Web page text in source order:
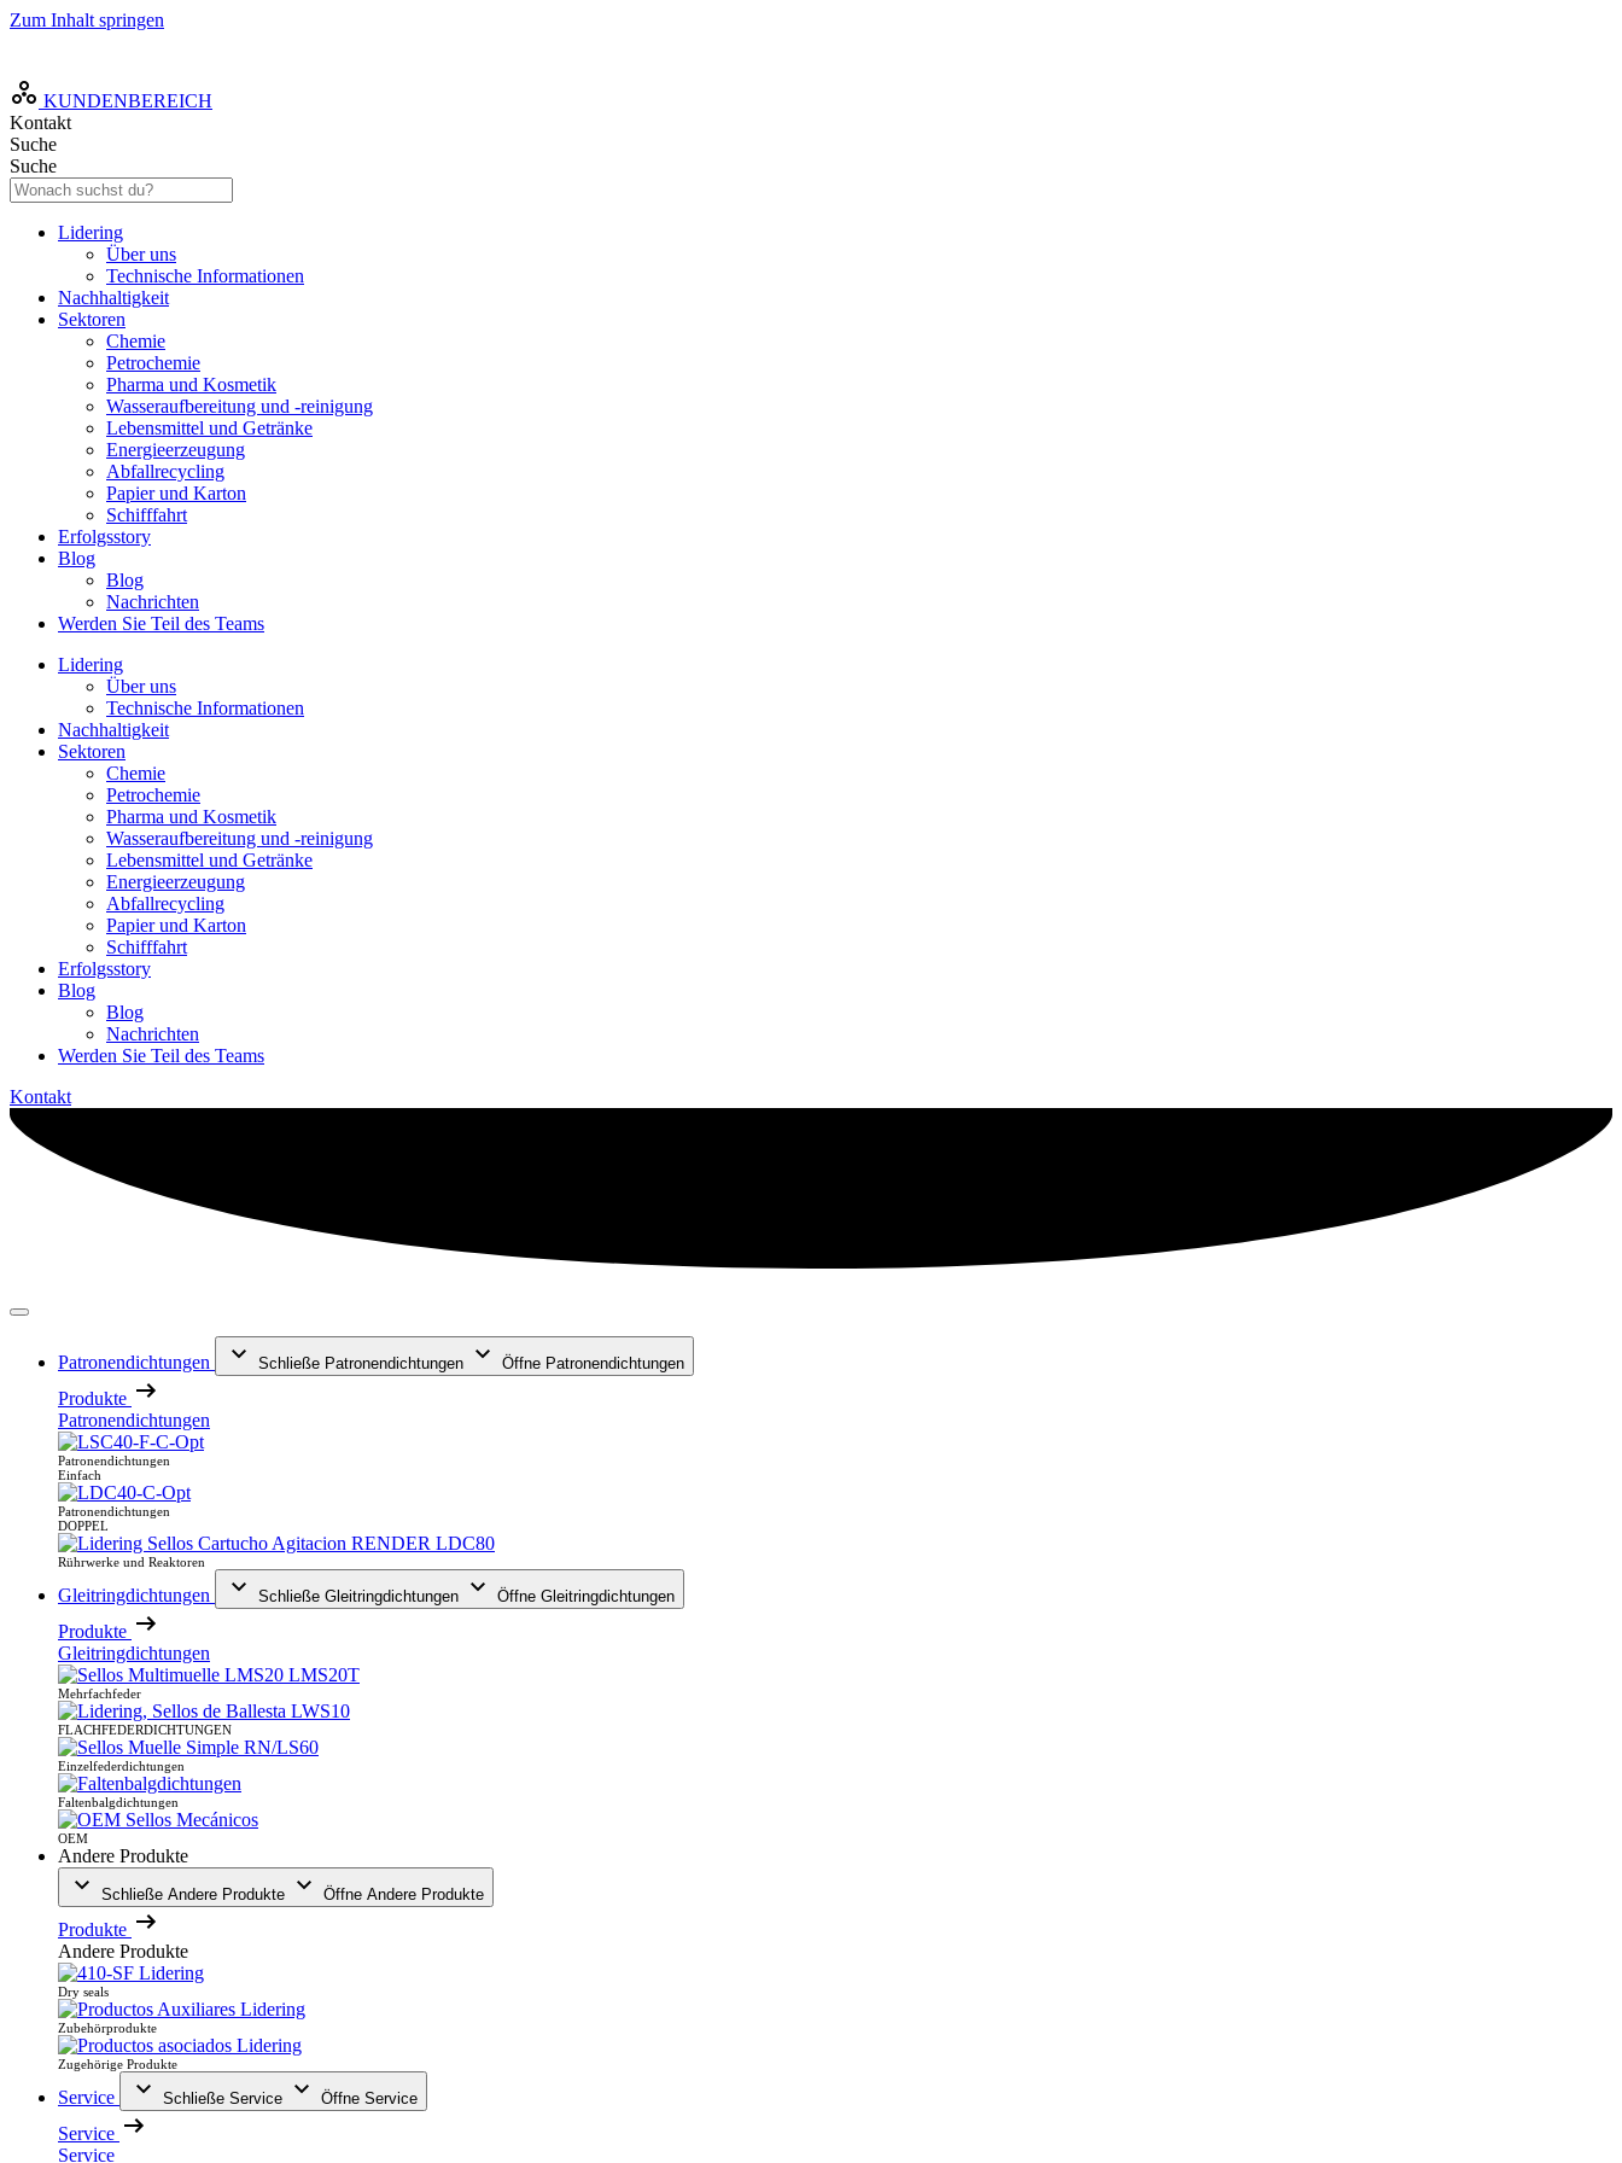
Zum Inhalt springen
KUNDENBEREICH
Kontakt
Suche
Suche
Lidering
Über uns
Technische Informationen
Nachhaltigkeit
Sektoren
Chemie
Petrochemie
Pharma und Kosmetik
Wasseraufbereitung und -reinigung
Lebensmittel und Getränke
Energieerzeugung
Abfallrecycling
Papier und Karton
Schifffahrt
Erfolgsstory
Blog
Blog
Nachrichten
Werden Sie Teil des Teams
Lidering
Über uns
Technische Informationen
Nachhaltigkeit
Sektoren
Chemie
Petrochemie
Pharma und Kosmetik
Wasseraufbereitung und -reinigung
Lebensmittel und Getränke
Energieerzeugung
Abfallrecycling
Papier und Karton
Schifffahrt
Erfolgsstory
Blog
Blog
Nachrichten
Werden Sie Teil des Teams
Kontakt
Patronendichtungen Schließe Patronendichtungen Öffne Patronendichtungen
Produkte
Patronendichtungen
Patronendichtungen
Einfach
Patronendichtungen
DOPPEL
Rührwerke und Reaktoren
Gleitringdichtungen Schließe Gleitringdichtungen Öffne Gleitringdichtungen
Produkte
Gleitringdichtungen
Mehrfachfeder
FLACHFEDERDICHTUNGEN
Einzelfederdichtungen
Faltenbalgdichtungen
OEM
Andere Produkte
Schließe Andere Produkte Öffne Andere Produkte
Produkte
Andere Produkte
Dry seals
Zubehörprodukte
Zugehörige Produkte
Service Schließe Service Öffne Service
Service
Service